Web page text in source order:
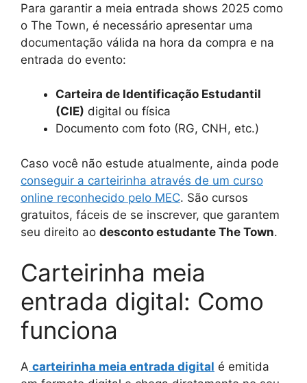
Para garantir a meia entrada shows 2025 como
o The Town, é necessário apresentar uma
documentação válida na hora da compra e na
entrada do evento:
Carteira de Identificação Estudantil
(CIE) digital ou física
Documento com foto (RG, CNH, etc.)
Caso você não estude atualmente, ainda pode
conseguir a carteirinha através de um curso
online reconhecido pelo MEC. São cursos
gratuitos, fáceis de se inscrever, que garantem
seu direito ao desconto estudante The Town.
Carteirinha meia
entrada digital: Como
funciona
A carteirinha meia entrada digital é emitida